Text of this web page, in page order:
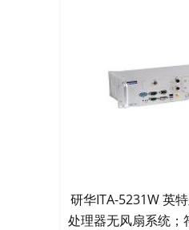
研华ITA-5231W 英
处理器无风扇系统；